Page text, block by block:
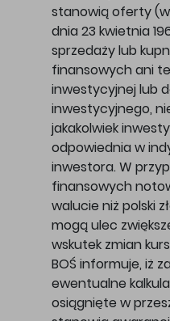
stanowią oferty
dnia 23 kwietnia
sprzedaży lub
finansowych ani
inwestycyjnej lub
inwestycyjnego,
jakakolwiek
odpowiednia w
inwestora. W
finansowych
walucie niż polski
mogą ulec
wskutek zmian
BOŚ informuje, iż
ewentualne
osiągnięte w